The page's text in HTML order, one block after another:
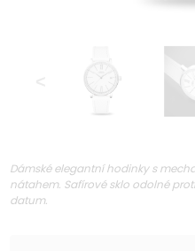
Dámské elegantní hodinky s
nátahem. Safírové sklo odolné
datum.